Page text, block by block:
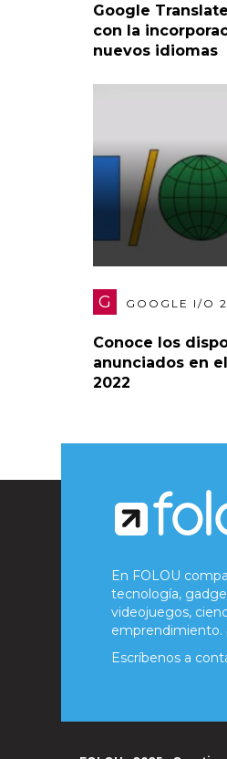
Google
con la
nuevos idiomas
G GOOGLE I/O
Conoce los
anunciados en
2022
En FOLOU
tecnología,
videojuegos,
emprendimiento.
Escríbenos a